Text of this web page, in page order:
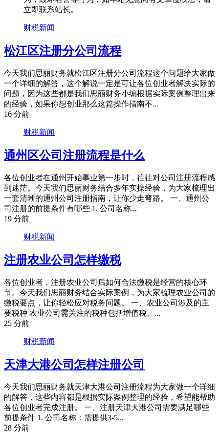
立即联系站长。
财税新闻
松江区注册分公司流程
今天我们思丽财务就松江区注册分公司流程这个问题给大家做
一个详细的解答，这个解说一定是可让各位创业者解决实际的
问题，因为这些都是我们思丽财务小编根据实际案例整理出来
的经验，如果你想创业那么这篇操作指南不...
16 分前
财税新闻
通州区公司注册流程是什么
各位创业者在通州开始事业第一步时，往往对公司注册流程感
到迷茫。今天我们思丽财务结合多年实操经验，为大家梳理出
一套清晰的通州公司注册指南，让你少走弯路。 一、通州公
司注册的前提条件有哪些 1. 公司名称...
19 分前
财税新闻
注册农业公司怎样缴税
各位创业者，注册农业公司后如何合法缴税是经营的核心环
节。今天我们思丽财务结合实际案例，为大家梳理农业公司的
缴税要点，让你轻松应对税务问题。 一、农业公司涉及的主
要税种 农业公司需关注的税种包括增值税、...
25 分前
财税新闻
天津大港公司怎样注册公司
今天我们思丽财务就天津大港公司注册流程为大家做一个详细
的解答，这些内容都是根据实际案例整理的经验，希望能帮助
各位创业者完成注册。 一、注册天津大港公司需要满足哪些
前提条件 1. 公司名称：需提供3-5...
28 分前